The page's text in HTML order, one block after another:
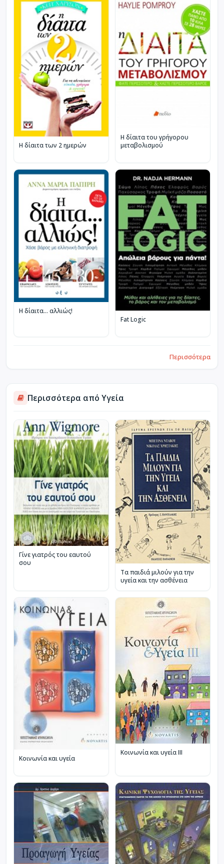
Η δίαιτα των 2 ημερών
Η δίαιτα του γρήγορου
μεταβολισμού
Η δίαιτα... αλλιώς!
Fat Logic
Περισσότερα
Περισσότερα από Υγεία
Γίνε γιατρός του εαυτού
σου
Τα παιδιά μιλούν για την
υγεία και την ασθένεια
Κοινωνία και υγεία
Κοινωνία και υγεία ΙΙΙ